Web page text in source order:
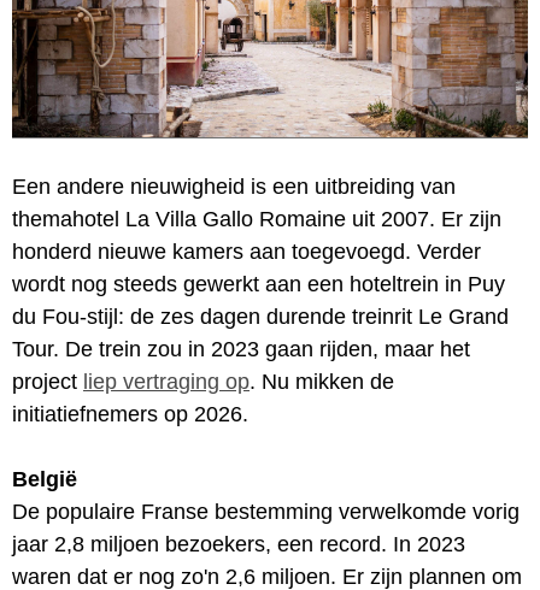
Een andere nieuwigheid is een uitbreiding van
themahotel La Villa Gallo Romaine uit 2007. Er zijn
honderd nieuwe kamers aan toegevoegd. Verder
wordt nog steeds gewerkt aan een hoteltrein in Puy
du Fou-stijl: de zes dagen durende treinrit Le Grand
Tour. De trein zou in 2023 gaan rijden, maar het
project liep vertraging op. Nu mikken de
initiatiefnemers op 2026.
België
De populaire Franse bestemming verwelkomde vorig
jaar 2,8 miljoen bezoekers, een record. In 2023
waren dat er nog zo'n 2,6 miljoen. Er zijn plannen om